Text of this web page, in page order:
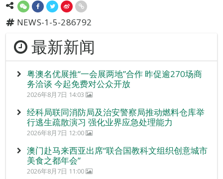
NEWS-1-5-286792
最新新闻
粤澳名优展推“一会展两地”合作 昨促逾270场商
务洽谈 今起免费对公众开放
2026年8月7日 14:03
经科局联同消防局及治安警察局推动燃料仓库举
行逃生疏散演习 强化业界应急处理能力
2026年8月7日 12:00
澳门赴马来西亚出席“联合国教科文组织创意城市
美食之都年会”
2026年8月7日 11:00